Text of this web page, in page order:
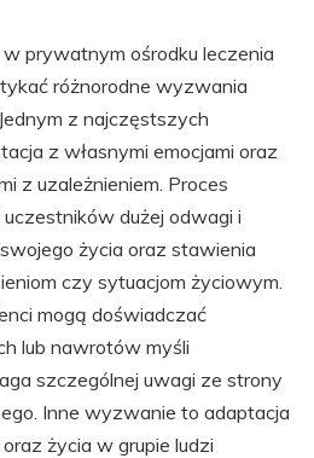
prywatnym ośrodku leczenia
różnorodne wyzwania
z najczęstszych
z własnymi emocjami oraz
z uzależnieniem. Proces
dużej odwagi i
życia oraz stawienia
czy sytuacjom życiowym.
mogą doświadczać
lub nawrotów myśli
szczególnej uwagi ze strony
Inne wyzwanie to adaptacja
życia w grupie ludzi